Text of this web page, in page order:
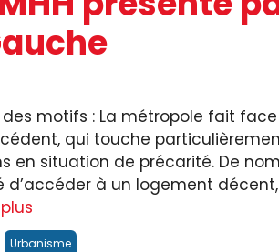
des motifs : La métropole fait
qui touche
en situation de précarité. De
d’accéder à un logement
Urbanisme